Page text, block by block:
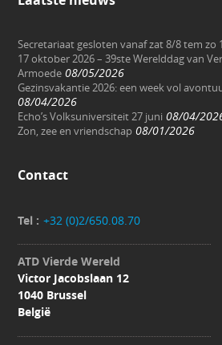
Secretariaat gesloten vanaf zat 8/8 tem zo
17 oktober 2026 – 39ste Werelddag van
Armoede 08/05/2026
Gezinsvakantie 2026: een week vol
08/04/2026
Echo’s Volksuniversiteit 27 juni 08/04/
Zon, zee en vriendschap 08/01/2026
Contact
Tel : +32 (0)2/650.08.70
ATD Vierde Wereld
Victor Jacobslaan 12
1040 Brussel
België